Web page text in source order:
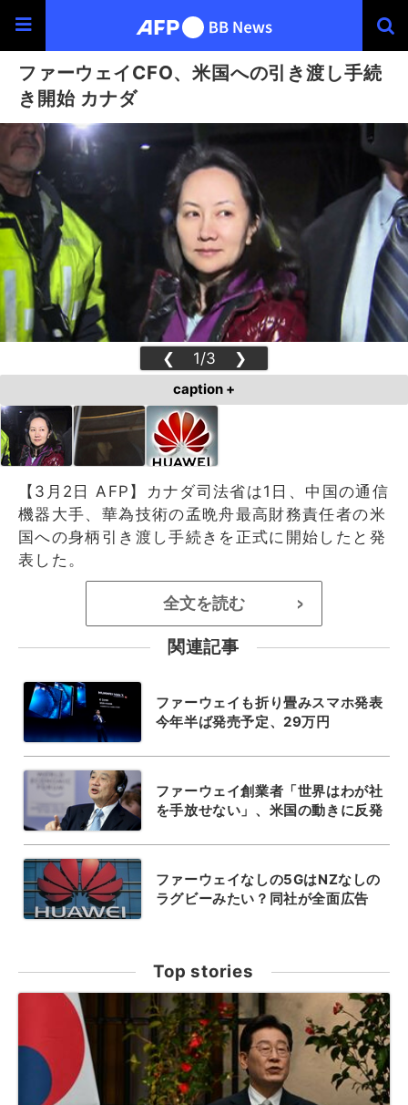
ファーウェイCFO、米国への引き渡し手続
き開始 カナダ
❮ 1/3 ❯
caption +
【3月2日 AFP】カナダ司法省は1日、中国の通信
機器大手、華為技術の孟晩舟最高財務責任者の米
国への身柄引き渡し手続きを正式に開始したと発
表した。
全文を読む >
関連記事
ファーウェイも折り畳みスマホ発表
今年半ば発売予定、29万円
ファーウェイ創業者「世界はわが社
を手放せない」、米国の動きに反発
ファーウェイなしの5GはNZなしの
ラグビーみたい？同社が全面広告
Top stories